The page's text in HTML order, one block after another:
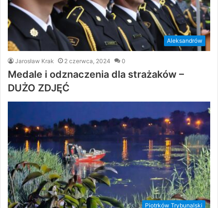
Aleksandrów
Jarosław Krak 2 czerwca, 2024 0
Medale i odznaczenia dla strażaków –
DUŻO ZDJĘĆ
Piotrków Trybunalski